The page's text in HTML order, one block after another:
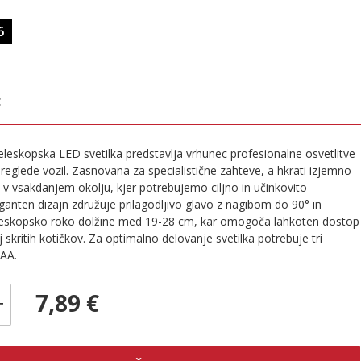
LED svetilka predstavlja vrhunec profesionalne osvetlitve
vozil. Zasnovana za specialistične zahteve, a hkrati izjemno
vsakdanjem okolju, kjer potrebujemo ciljno in učinkovito
dizajn združuje prilagodljivo glavo z nagibom do 90° in
roko dolžine med 19-28 cm, kar omogoča lahkoten dostop
skritih kotičkov. Za optimalno delovanje svetilka potrebuje tri
7,89 €